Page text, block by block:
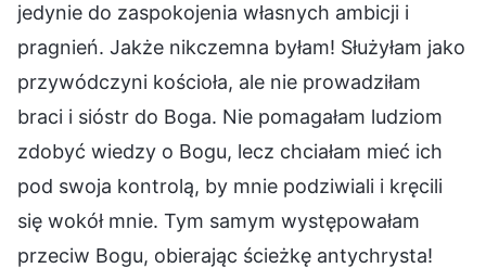
jedynie do zaspokojenia własnych ambicji i
pragnień. Jakże nikczemna byłam! Służyłam jako
przywódczyni kościoła, ale nie prowadziłam
braci i sióstr do Boga. Nie pomagałam ludziom
zdobyć wiedzy o Bogu, lecz chciałam mieć ich
pod swoja kontrolą, by mnie podziwiali i kręcili
się wokół mnie. Tym samym występowałam
przeciw Bogu, obierając ścieżkę antychrysta!